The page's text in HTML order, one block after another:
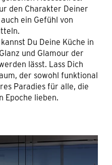
den Charakter Deiner
ein Gefühl von
Du Deine Küche in
und Glamour der
lässt. Lass Dich
der sowohl funktional
Paradies für alle, die
Epoche lieben.